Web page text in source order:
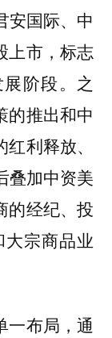
安国际、中
上市，标志
阶段。之
的推出和中
利释放、
叠加中资美
的经纪、投
宗商品业
一布局，通